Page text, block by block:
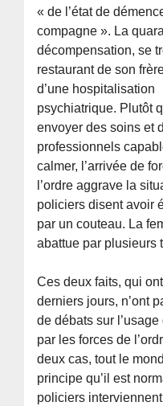
« de l’état de
compagne ». La
décompensation, se
restaurant de son
d’une hospitalisation
psychiatrique. Plutôt
envoyer des soins et
professionnels
calmer, l’arrivée de
l’ordre aggrave la
policiers disent avoir
par un couteau. La
abattue par plusieurs
Ces deux faits, qui
derniers jours, n’ont
de débats sur
par les forces de
deux cas, tout le
principe qu’il est
policiers